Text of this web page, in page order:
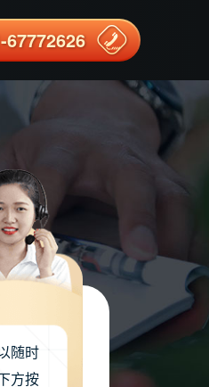
67772626
随时
方按